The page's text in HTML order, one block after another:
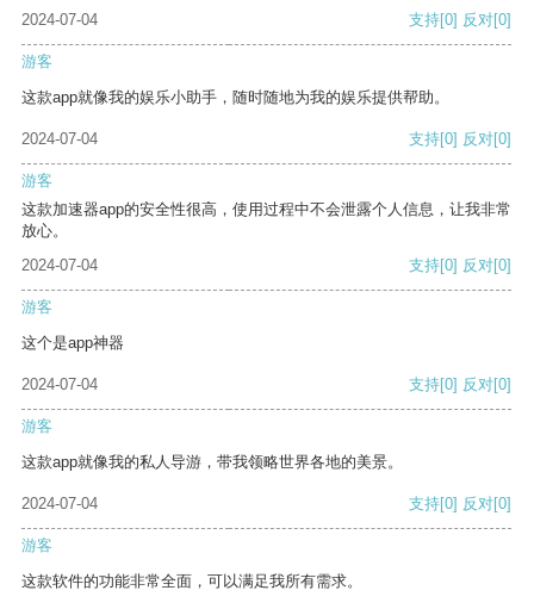
2024-07-04
支持[0] 反对[0]
游客
这款app就像我的娱乐小助手，随时随地为我的娱乐提供帮助。
2024-07-04 支持[0] 反对[0]
游客
这款加速器app的安全性很高，使用过程中不会泄露个人信息，让我非常
放心。
2024-07-04
支持[0] 反对[0]
游客
这个是app神器
2024-07-04 支持[0] 反对[0]
游客
这款app就像我的私人导游，带我领略世界各地的美景。
2024-07-04 支持[0] 反对[0]
游客
这款软件的功能非常全面，可以满足我所有需求。